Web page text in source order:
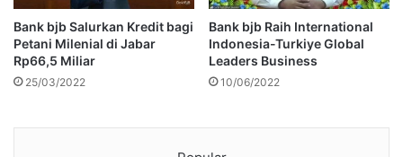
Bank bjb Salurkan Kredit bagi
Petani Milenial di Jabar
Rp66,5 Miliar
25/03/2022
Bank bjb Raih International
Indonesia-Turkiye Global
Leaders Business
10/06/2022